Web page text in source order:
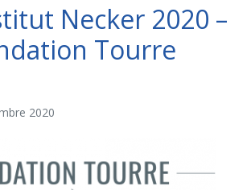
Necker 2020 –
Tourre
2020